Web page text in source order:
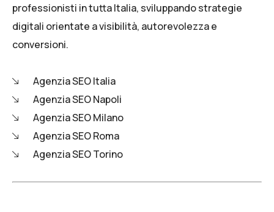
professionisti in tutta Italia, sviluppando strategie
digitali orientate a visibilità, autorevolezza e
conversioni.
Agenzia SEO Italia
Agenzia SEO Napoli
Agenzia SEO Milano
Agenzia SEO Roma
Agenzia SEO Torino